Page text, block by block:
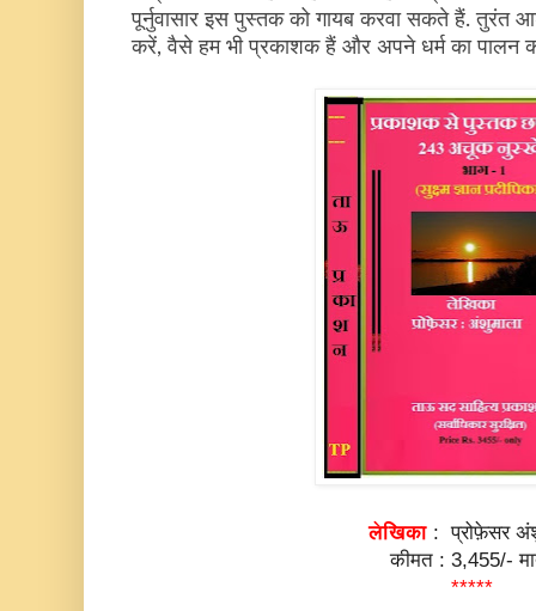
पूर्नुवासार इस पुस्तक को गायब करवा सकते हैं. तुरंत
करें, वैसे हम भी प्रकाशक हैं और अपने धर्म का पालन
लेखिका : प्रोफ़ेसर
कीमत : 3,455/-
*****